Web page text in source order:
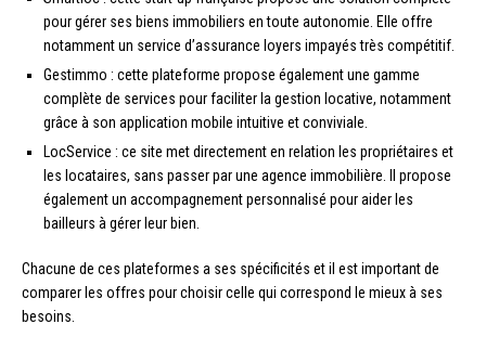
pour gérer ses biens immobiliers en toute autonomie. Elle offre
notamment un service d’assurance loyers impayés très compétitif.
Gestimmo : cette plateforme propose également une gamme
complète de services pour faciliter la gestion locative, notamment
grâce à son application mobile intuitive et conviviale.
LocService : ce site met directement en relation les propriétaires et
les locataires, sans passer par une agence immobilière. Il propose
également un accompagnement personnalisé pour aider les
bailleurs à gérer leur bien.
Chacune de ces plateformes a ses spécificités et il est important de
comparer les offres pour choisir celle qui correspond le mieux à ses
besoins.